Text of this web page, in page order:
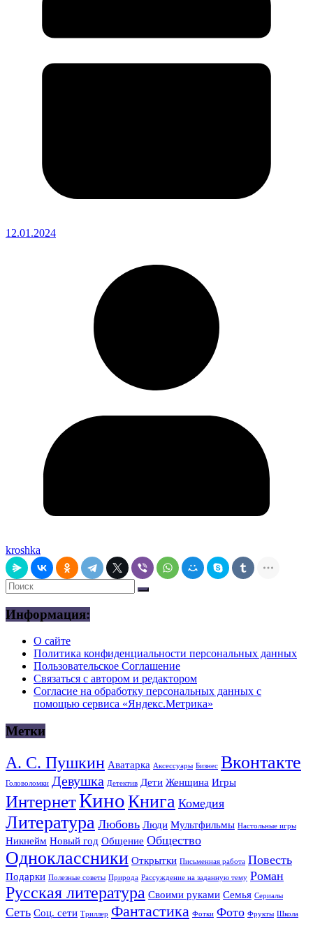
12.01.2024
kroshka
Информация:
О сайте
Политика конфиденциальности персональных данных
Пользовательское Соглашение
Связаться с автором и редактором
Согласие на обработку персональных данных с
помощью сервиса «Яндекс.Метрика»
Метки
А. С. Пушкин Аватарка Аксессуары Бизнес Вконтакте
Головоломки Девушка Детектив Дети Женщина Игры
ИнтернетКиноКнига Комедия
Литература Любовь Люди Мультфильмы Настольные игры
Никнейм Новый год Общение Общество
Одноклассники Открытки Письменная работа Повесть
Подарки Полезные советы Природа Рассуждение на заданную тему Роман
Русская литература Своими руками Семья Сериалы
Сеть Соц. сети Триллер Фантастика Фотки Фото Фрукты Школа